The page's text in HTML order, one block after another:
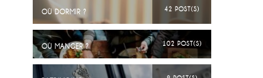
OÙ DORMIR ? 42 POST(S)
OÙ MANGER ? 102 POST(S)